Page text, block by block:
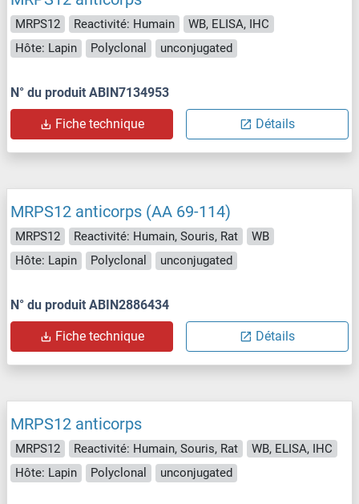
MRPS12 Reactivité: Humain
WB, ELISA, IHC
Hôte: Lapin
Polyclonal unconjugated
N° du produit ABIN7134953
Fiche technique Détails
MRPS12 anticorps (AA 69-114)
MRPS12 Reactivité: Humain, Souris, Rat
WB
Hôte: Lapin
Polyclonal unconjugated
N° du produit ABIN2886434
Fiche technique Détails
MRPS12 anticorps
MRPS12 Reactivité: Humain, Souris, Rat
WB, ELISA, IHC
Hôte: Lapin
Polyclonal unconjugated